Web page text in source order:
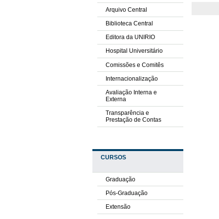
Arquivo Central
Biblioteca Central
Editora da UNIRIO
Hospital Universitário
Comissões e Comitês
Internacionalização
Avaliação Interna e
Externa
Transparência e
Prestação de Contas
CURSOS
Graduação
Pós-Graduação
Extensão